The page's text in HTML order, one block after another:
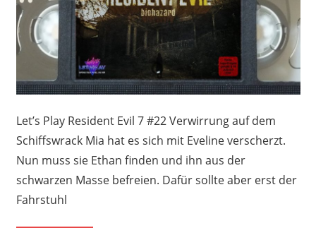
Let’s Play Resident Evil 7 #22 Verwirrung auf dem
Schiffswrack Mia hat es sich mit Eveline verscherzt.
Nun muss sie Ethan finden und ihn aus der
schwarzen Masse befreien. Dafür sollte aber erst der
Fahrstuhl